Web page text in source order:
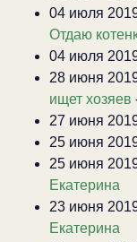
04 июля
Отдаю
04 июля
28 июня
ищет хозяев
27 июня
25 июня
25 июня
Екатерина
23 июня
Екатерина